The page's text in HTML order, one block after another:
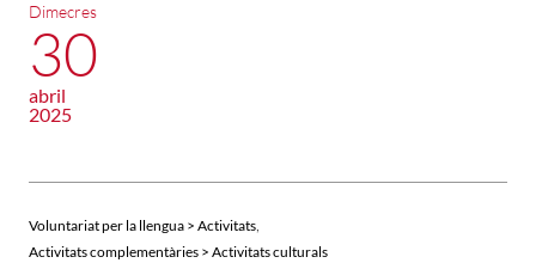
Dimecres
30
abril
2025
Voluntariat per la llengua > Activitats
Activitats complementàries > Activitats culturals